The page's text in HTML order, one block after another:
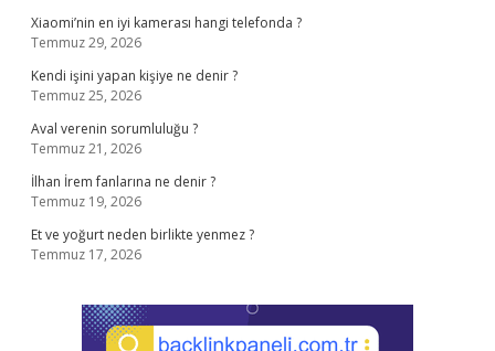
Xiaomi’nin en iyi kamerası hangi telefonda ?
Temmuz 29, 2026
Kendi işini yapan kişiye ne denir ?
Temmuz 25, 2026
Aval verenin sorumluluğu ?
Temmuz 21, 2026
İlhan İrem fanlarına ne denir ?
Temmuz 19, 2026
Et ve yoğurt neden birlikte yenmez ?
Temmuz 17, 2026